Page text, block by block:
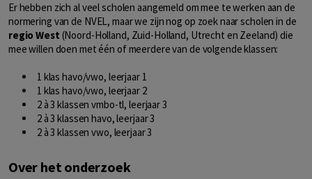
Er hebben zich al veel scholen aangemeld om mee te werken aan de
normering van de NVEL, maar we zijn nog op zoek naar scholen in de
regio West (Noord-Holland, Zuid-Holland, Utrecht en Zeeland) die
mee willen doen met één of meerdere van de volgende klassen:
1 klas havo/vwo, leerjaar 1
1 klas havo/vwo, leerjaar 2
2 à 3 klassen vmbo-tl, leerjaar 3
2 à 3 klassen havo, leerjaar 3
2 à 3 klassen vwo, leerjaar 3
Over het onderzoek